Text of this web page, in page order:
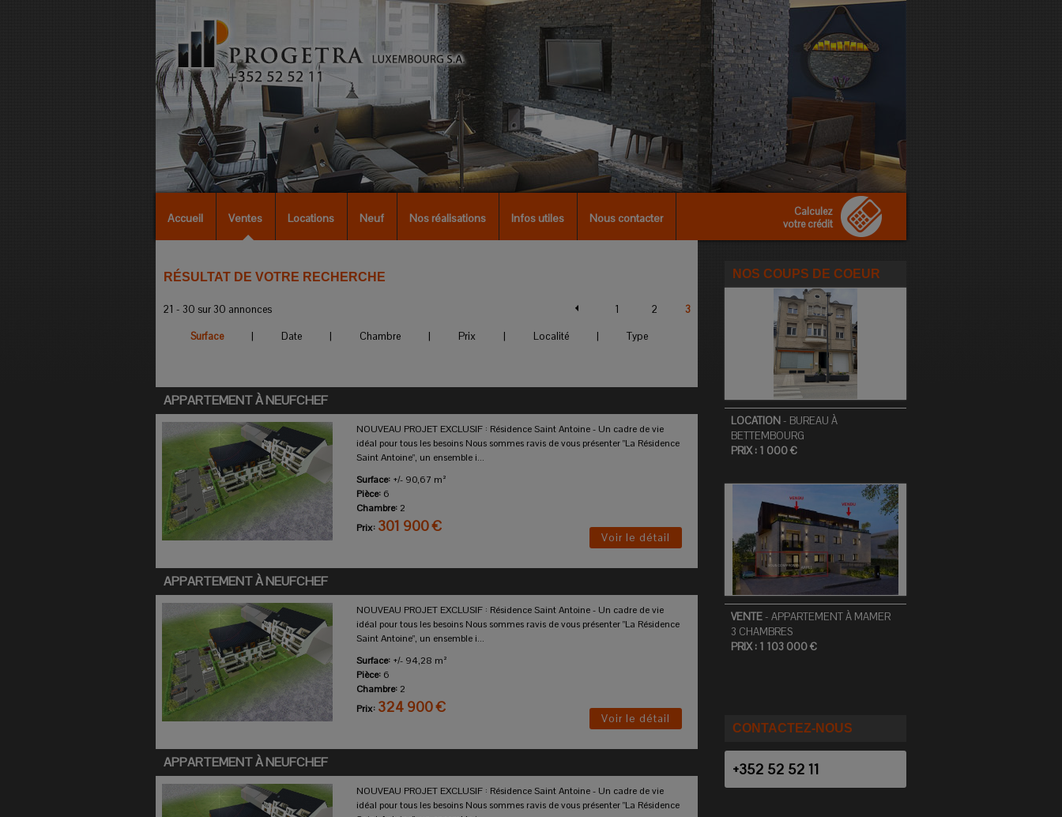
Accueil Ventes Locations Neuf Nos réalisations Infos utiles Nous contacter
Calculez
votre crédit
RÉSULTAT DE VOTRE RECHERCHE
21 - 30 sur 30 annonces 1 2
3
Surface
| Date | Chambre | Prix | Localité | Type
APPARTEMENT ÀNEUFCHEF
NOUVEAU PROJET EXCLUSIF : Résidence Saint Antoine - Un cadre de vie
idéal pour tous les besoins Nous sommes ravis de vous présenter "La Résidence
Saint Antoine", un ensemble i...
Surface: +/- 90,67 m²
Pièce: 6
Chambre: 2
Prix: 301 900 €
Voir le détail
APPARTEMENT ÀNEUFCHEF
NOUVEAU PROJET EXCLUSIF : Résidence Saint Antoine - Un cadre de vie
idéal pour tous les besoins Nous sommes ravis de vous présenter "La Résidence
Saint Antoine", un ensemble i...
Surface: +/- 94,28 m²
Pièce: 6
Chambre: 2
Prix: 324 900 €
Voir le détail
APPARTEMENT ÀNEUFCHEF
NOUVEAU PROJET EXCLUSIF : Résidence Saint Antoine - Un cadre de vie
idéal pour tous les besoins Nous sommes ravis de vous présenter "La Résidence
NOS COUPS DE COEUR
LOCATION - BUREAU À
BETTEMBOURG
PRIX : 1 000 €
VENTE- APPARTEMENTÀ MAMER
3 CHAMBRES
PRIX : 1 103 000 €
CONTACTEZ-NOUS
+352 52 52 11